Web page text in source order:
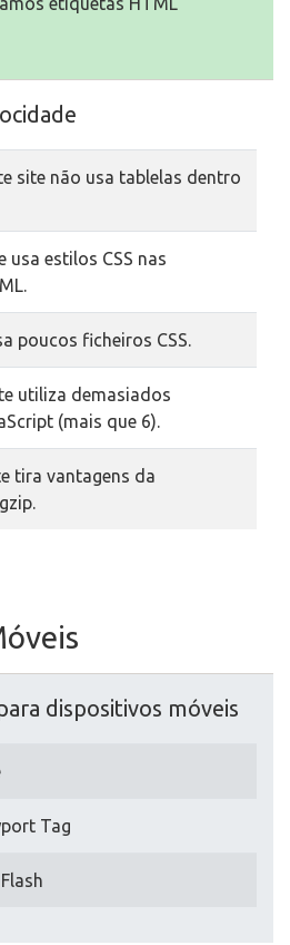
site não usa tablelas dentro
usa estilos CSS nas
poucos ficheiros CSS.
utiliza demasiados
(mais que 6).
tira vantagens da
dispositivos móveis
Tag